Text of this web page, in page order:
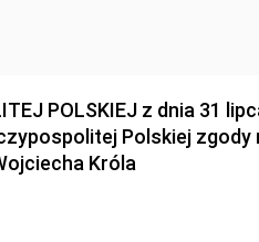
POLSKIEJ z dnia 31
Polskiej
Króla